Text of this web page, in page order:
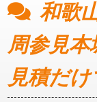
和歌
周参見
見積だ